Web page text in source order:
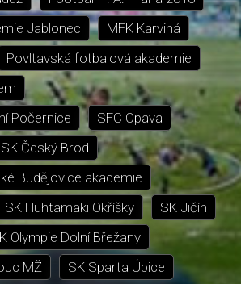
Jablonec
MFK Karviná
Povltavská fotbalová akademie
Počernice
SFC Opava
SK Český Brod
Budějovice akademie
SK Huhtamaki Okříšky
SK Jičín
Olympie Dolní Břežany
MŽ
SK Sparta Úpice